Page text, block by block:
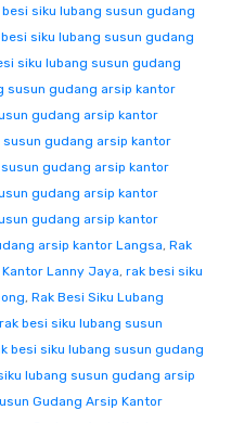
besi siku lubang susun gudang
siku lubang susun gudang
siku lubang susun gudang
susun gudang arsip kantor
gudang arsip kantor
susun gudang arsip kantor
gudang arsip kantor
gudang arsip kantor
gudang arsip kantor
arsip kantor Langsa, Rak
Lanny Jaya, rak besi siku
, Rak Besi Siku Lubang
rak besi siku lubang susun
besi siku lubang susun gudang
lubang susun gudang arsip
Gudang Arsip Kantor